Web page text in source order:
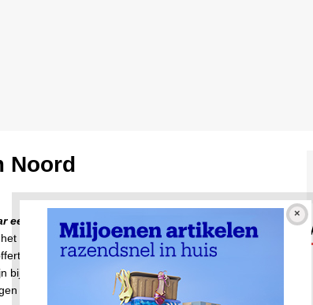
Noord
een garagedeur in Amsterdam-Noord?
Amsterdam-
mogelijk voor u omGRATISen simpel online
aan te vragen bij meerdere garagedeur
bij een garagedeur leverancier in uw eigen
voor zowel particulieren als zakelijk gebruik.